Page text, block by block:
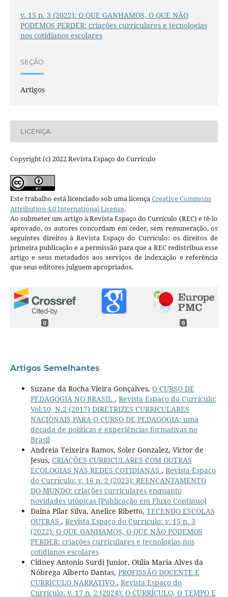
v. 15 n. 3 (2022): O QUE GANHAMOS, O QUE NÃO
PODEMOS PERDER: criações curriculares e tecnologias
nos cotidianos escolares
SEÇÃO
Artigos
LICENÇA
Copyright (c) 2022 Revista Espaço do Currículo
Este trabalho está licenciado sob uma licençaCreative Commons
Attribution 4.0 International License.
Ao submeter um artigo à Revista Espaço do Currículo (REC) e tê-lo
aprovado, os autores concordam em ceder, sem remuneração, os
seguintes direitos à Revista Espaço do Currículo: os direitos de
primeira publicação e a permissão para que a REC redistribua esse
artigo e seus metadados aos serviços de indexação e referência
que seus editores julguem apropriados.
0 0
Artigos Semelhantes
Suzane da Rocha Vieira Gonçalves, O CURSO DE
PEDAGOGIA NO BRASIL , Revista Espaço do Currículo:
Vol.10, N.2 (2017) DIRETRIZES CURRICULARES
NACIONAIS PARA O CURSO DE PEDAGOGIA: uma
década de políticas e experiências formativas no
Brasil
Andreia Teixeira Ramos, Soler Gonzalez, Victor de
Jesus, CRIAÇÕES CURRICULARES COM OUTRAS
ECOLOGIAS NAS REDES COTIDIANAS , Revista Espaço
do Currículo: v. 16 n. 2 (2023): REENCANTAMENTO
DO MUNDO: criações curriculares enquanto
novidades utópicas [Publicação em Fluxo Contínuo]
Daina Pilar Silva, Anelice Ribetto, TECENDO ESCOLAS
OUTRAS , Revista Espaço do Currículo: v. 15 n. 3
(2022): O QUE GANHAMOS, O QUE NÃO PODEMOS
PERDER: criações curriculares e tecnologias nos
cotidianos escolares
Cidney Antonio Surdi Junior, Otília Maria Alves da
Nóbrega Alberto Dantas, PROFISSÃO DOCENTE E
CURRÍCULO NARRATIVO , Revista Espaço do
Currículo: v. 17 n. 2 (2024): O CURRÍCULO, O TEMPO E